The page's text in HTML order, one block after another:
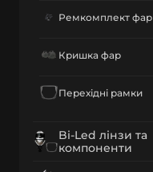
Ремкомплект фар
Кришка фар
Перехідні рамки
Bi-Led лінзи та
компоненти